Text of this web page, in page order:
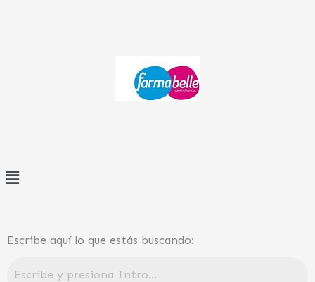
Menú
Escribe aquí lo que estás buscando: